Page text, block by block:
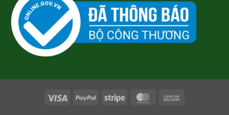
Visa PayPal Stripe MasterCard